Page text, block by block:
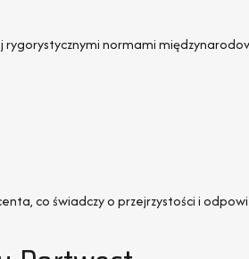
normami
co świadczy o przejrzystości i